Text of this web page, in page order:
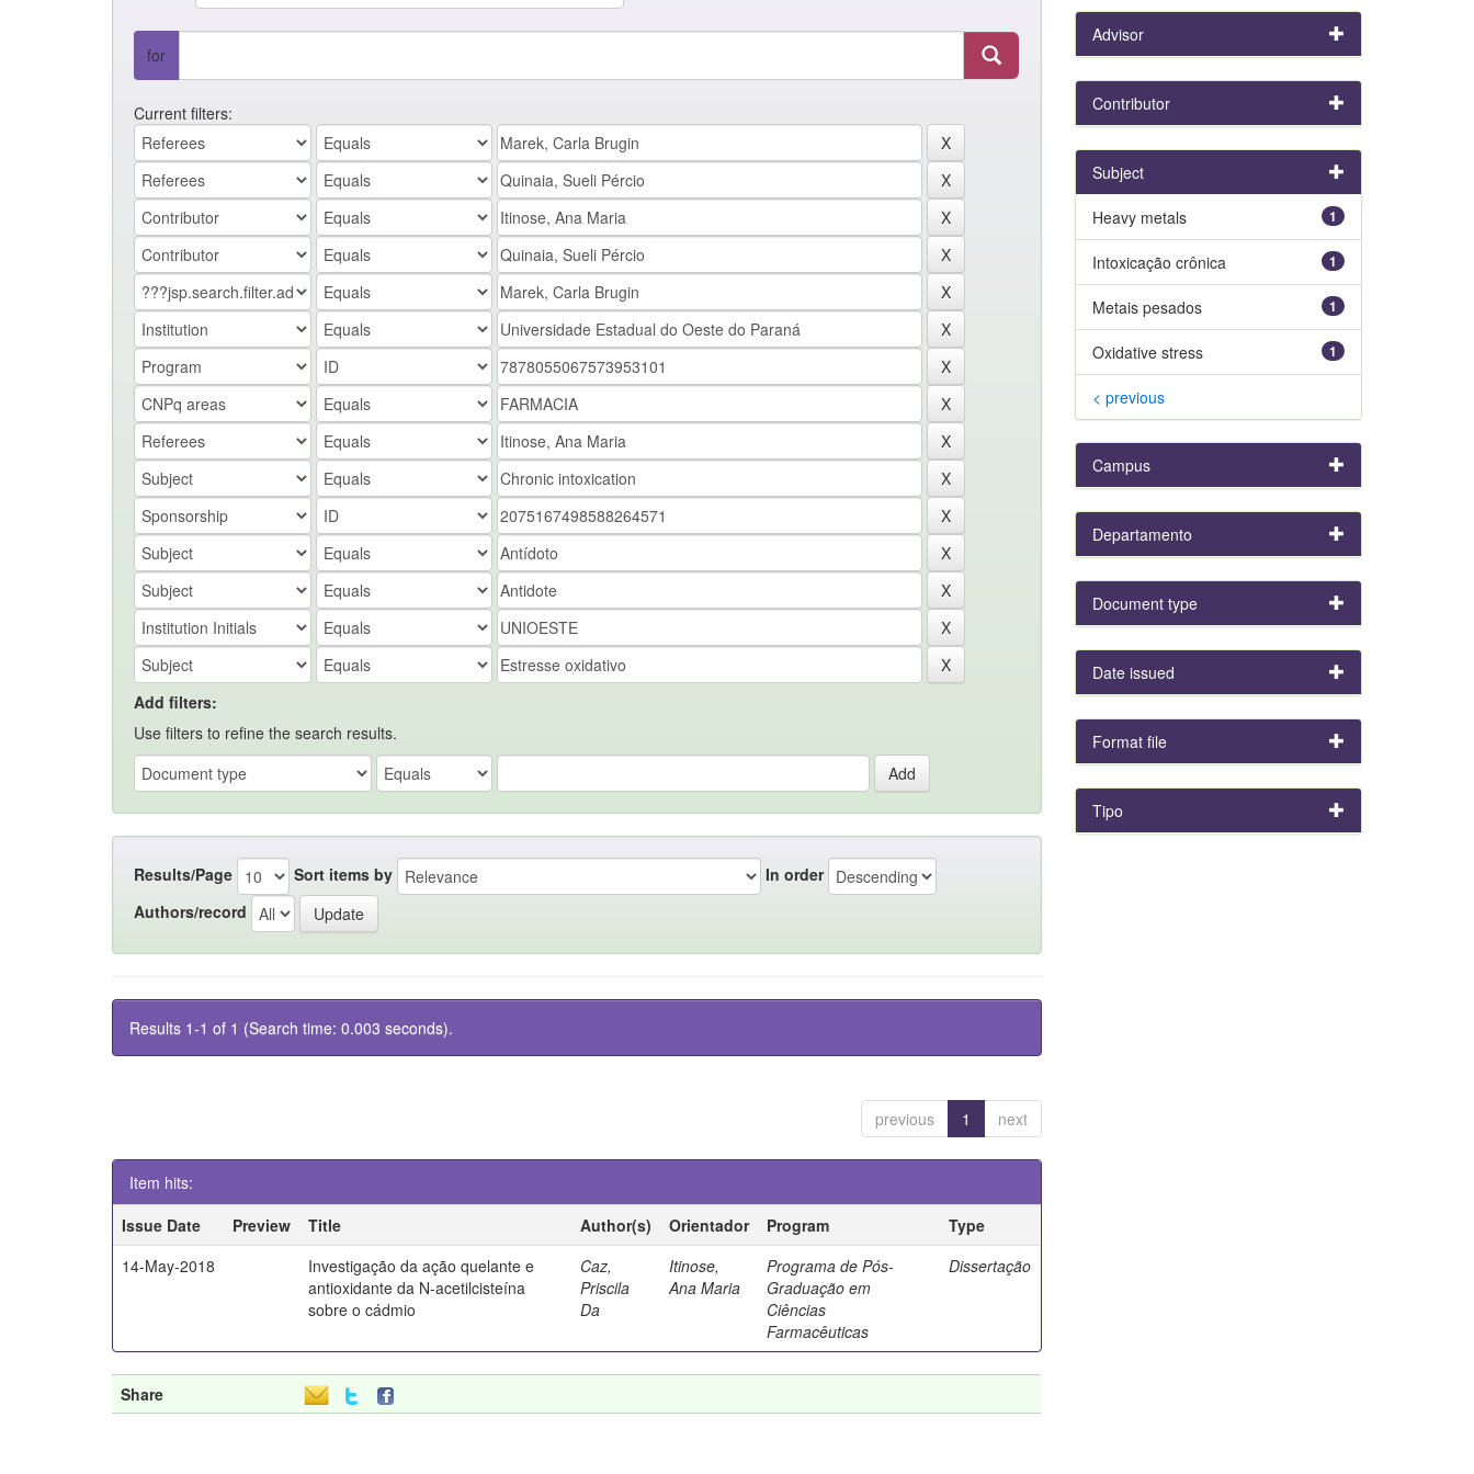
for
Current filters:
Add filters:
Use filters to refine the search results.
Results/Page Sort items by
In order
Authors/record
Results 1-1 of 1 (Search time: 0.003 seconds).
previous 1 next
Item hits:
Issue Date
Preview Title Author(s) Orientador Program
Type
14-May-2018
Investigação da ação quelante e
antioxidante da N-acetilcisteína
sobre o cádmio
Caz,
Priscila
Da
Itinose,
Ana Maria
Programa de Pós-
Graduação em
Ciências
Farmacêuticas
Dissertação
Share
Advisor
Contributor
Subject
1
Heavy metals
1
Intoxicação crônica
1
Metais pesados
1
Oxidative stress
< previous
Campus
Departamento
Document type
Date issued
Format file
Tipo